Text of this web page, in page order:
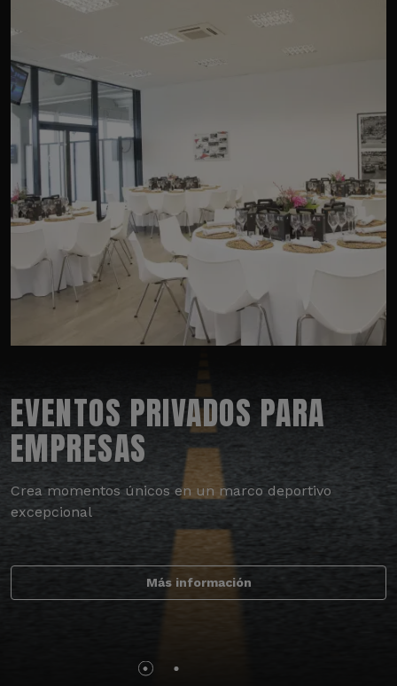
EVENTOS PRIVADOS PARA
EMPRESAS
Crea momentos únicos en un marco deportivo
excepcional
Más información